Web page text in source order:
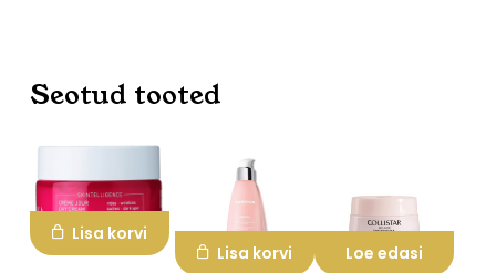
Seotud tooted
Lisa korvi
Lisa korvi Loe edasi